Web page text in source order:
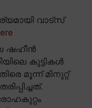
വാട്സ്
ഷഹീൻ
കുട്ടികൾ
മൂന്ന് മിനുറ്റ്